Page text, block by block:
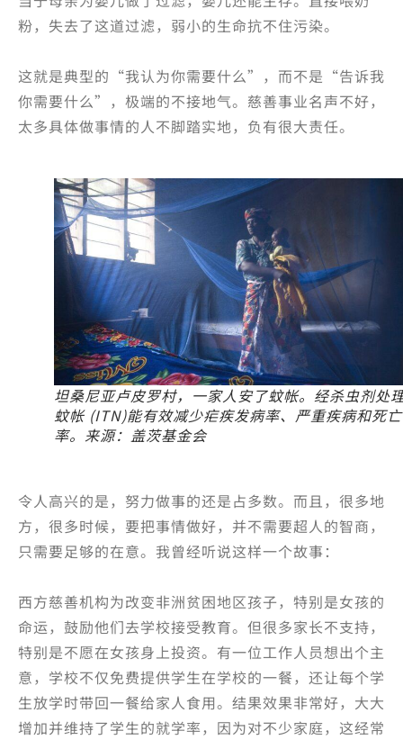
粉，失去了这道过滤，弱小的生命抗不住污染。
这就是典型的“我认为你需要什么”，而不是“告诉我
你需要什么”，极端的不接地气。慈善事业名声不好，
太多具体做事情的人不脚踏实地，负有很大责任。
坦桑尼亚卢皮罗村，一家人安了蚊帐。经杀虫剂处
蚊帐 (ITN)能有效减少疟疾发病率、严重疾病和死亡
率。来源：盖茨基金会
令人高兴的是，努力做事的还是占多数。而且，很多地
方，很多时候，要把事情做好，并不需要超人的智商，
只需要足够的在意。我曾经听说这样一个故事：
西方慈善机构为改变非洲贫困地区孩子，特别是女孩的
命运，鼓励他们去学校接受教育。但很多家长不支持，
特别是不愿在女孩身上投资。有一位工作人员想出个主
意，学校不仅免费提供学生在学校的一餐，还让每个学
生放学时带回一餐给家人食用。结果效果非常好，大大
增加并维持了学生的就学率，因为对不少家庭，这经常